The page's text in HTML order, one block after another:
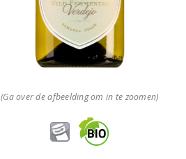
(Ga over de afbeelding om in te zoomen)